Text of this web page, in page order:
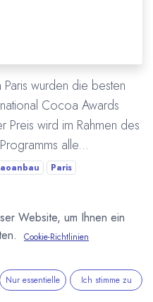
wurden die besten
Cocoa Awards
Preis wird im Rahmen des
alle...
Paris
Website, um Ihnen ein
Cookie-Richtlinien
Nur essentielle Ich stimme zu